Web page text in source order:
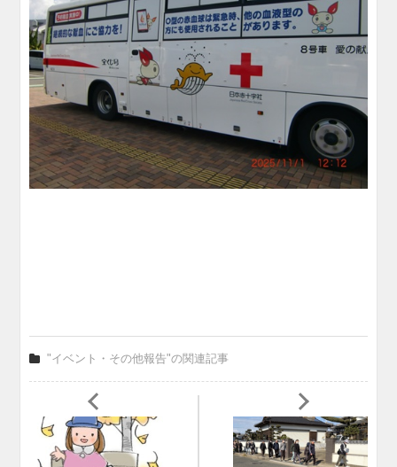
"イベント・その他報告"の関連記事